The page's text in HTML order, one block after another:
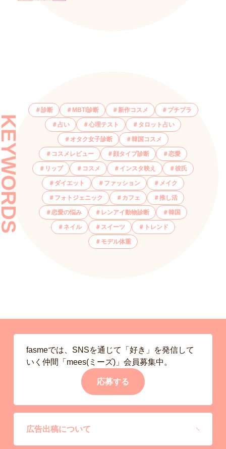
診断 MBTI診断 新作コスメ プチプラ
占い 心理テスト タロット占い
オタク女子診断 韓国コスメ
コスメレビュー 顔タイプ診断 恋愛
リップ コスメ インスタ映え 彼氏
ダイエット ファッション メイク
フォトジェニック カフェ 推し活
恋愛の悩み レンアイ動物診断 韓国
ネイル スイーツ トレンド
モデル体重
fasmeでは、SNSを通じて「好き」を発信して
いく仲間「mees(ミーズ)」会員募集中。
応募する
広告出稿について